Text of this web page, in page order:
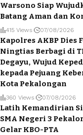
Warsono Siap
Batang Aman dan
415 Views 07/08/2026
Kapolres AKBP Dies
Ningtias Berbagi di
Degayu, Wujud
kepada Pejuang
Kota Pekalongan
360 Views 07/08/2026
Latih Kemandirian
SMA Negeri 3
Gelar KBO-PTA